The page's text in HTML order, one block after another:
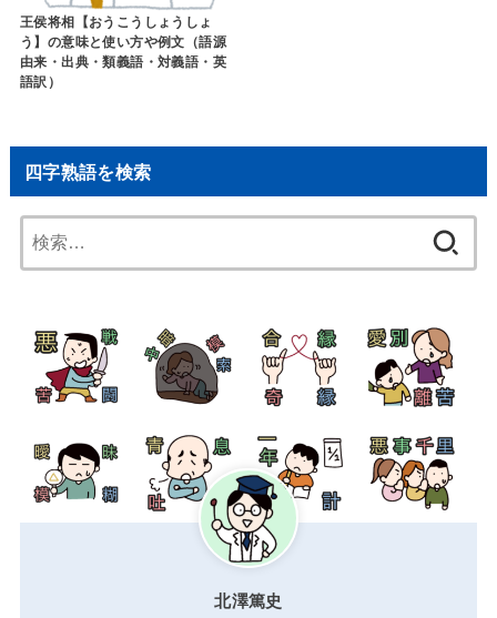
王侯将相【おうこうしょうしょ
う】の意味と使い方や例文（語源
由来・出典・類義語・対義語・英
語訳）
四字熟語を検索
索:
北澤篤史